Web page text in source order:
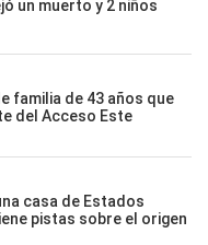
un muerto y 2 niños
familia de 43 años que
del Acceso Este
casa de Estados
pistas sobre el origen